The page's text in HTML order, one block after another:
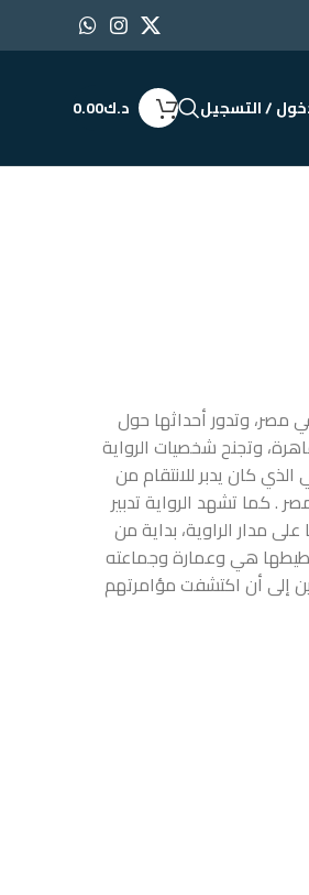
/ التسجيل د.ك0.00
مصر، وتدور أحداثها حول
وتجنح شخصيات الرواية
الذي كان يدبر للانتقام من
. كما تشهد الرواية تدبير
مدار الراوية، بداية من
هي وعمارة وجماعته
إلى أن اكتشفت مؤامرتهم